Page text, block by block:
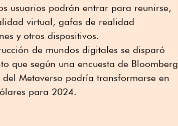
usuarios podrán entrar para reunirse,
virtual, gafas de realidad
y otros dispositivos.
de mundos digitales se disparó
que según una encuesta de Bloomberg
Metaverso podría transformarse en
para 2024.